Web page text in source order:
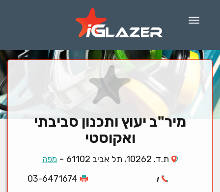
Menu
מיר"ב יעוץ ותכנון סביבתי
ואקוסטי
ת.ד. 10262, תל אביב 61102 - מפה
03-6471674